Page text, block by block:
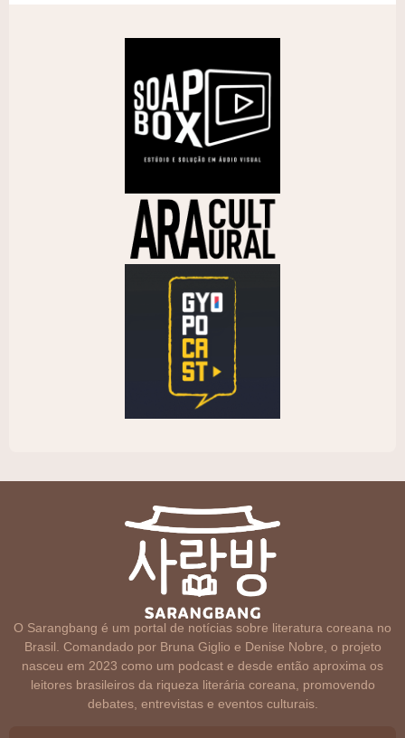
O Sarangbang é um portal de notícias sobre literatura coreana no
Brasil. Comandado por Bruna Giglio e Denise Nobre, o projeto
nasceu em 2023 como um podcast e desde então aproxima os
leitores brasileiros da riqueza literária coreana, promovendo
debates, entrevistas e eventos culturais.